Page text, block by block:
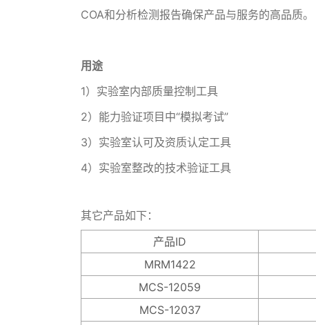
COA和分析检测报告确保产品与服务的高品质。
用途
1）实验室内部质量控制工具
2）能力验证项目中“模拟考试”
3）实验室认可及资质认定工具
4）实验室整改的技术验证工具
其它产品如下：
产品ID
MRM1422
MCS-12059
MCS-12037